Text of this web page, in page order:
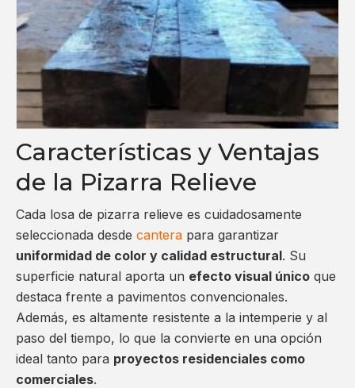
Características y Ventajas
de la Pizarra Relieve
Cada losa de pizarra relieve es cuidadosamente
seleccionada desde cantera para garantizar
uniformidad de color y calidad estructural. Su
superficie natural aporta un efecto visual único que
destaca frente a pavimentos convencionales.
Además, es altamente resistente a la intemperie y al
paso del tiempo, lo que la convierte en una opción
ideal tanto para proyectos residenciales como
comerciales.